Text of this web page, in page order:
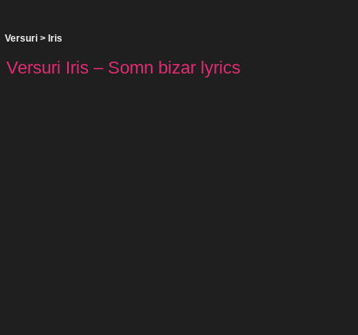
Versuri > Iris
Versuri Iris – Somn bizar lyrics